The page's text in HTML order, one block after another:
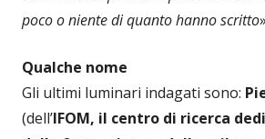
poco o niente di quanto hanno scritto
Qualche nome
Gli ultimi luminari indagati sono:
(dell’IFOM, il centro di ricerca